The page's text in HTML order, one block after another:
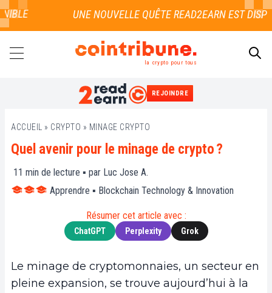
la crypto pour tous
REJOINDRE
ACCUEIL » CRYPTO » MINAGE CRYPTO
Quel avenir pour le minage de crypto ?
11 min de lecture ▪ par Luc Jose A.
Apprendre ▪ Blockchain Technology & Innovation
Résumer cet article avec :
ChatGPT Perplexity Grok
Le minage de cryptomonnaies, un secteur en
pleine expansion, se trouve aujourd’hui à la